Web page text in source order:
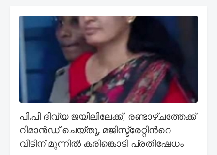
പി.പി ദിവ്യ ജയിലിലേക്ക്; രണ്ടാഴ്ചത്തേക്ക്
റിമാൻഡ് ചെയ്തു, മജിസ്ട്രേറ്റിന്‍റെ
വീടിന് മുന്നിൽ കരിങ്കൊടി പ്രതിഷേധം